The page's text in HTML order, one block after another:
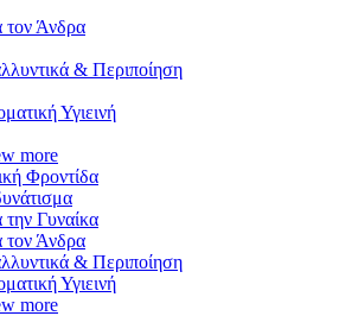
τον Άνδρα
& Περιποίηση
Υγιεινή
more
Φροντίδα
την Γυναίκα
τον Άνδρα
& Περιποίηση
Υγιεινή
more